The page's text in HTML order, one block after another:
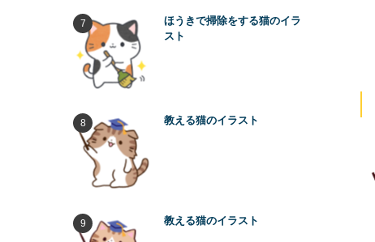
ほうきで掃除をする猫のイラ
スト
教える猫のイラスト
教える猫のイラスト